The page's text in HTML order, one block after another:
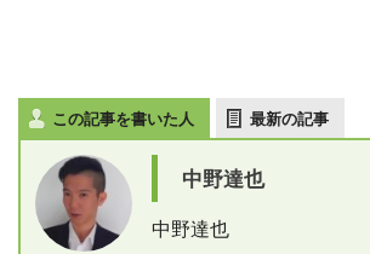
この記事を書いた人 最新の記事
中野達也
中野達也